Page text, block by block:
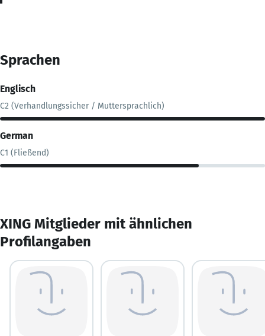
Sprachen
Englisch
C2 (Verhandlungssicher / Muttersprachlich)
German
C1 (Fließend)
XING Mitglieder mit ähnlichen
Profilangaben